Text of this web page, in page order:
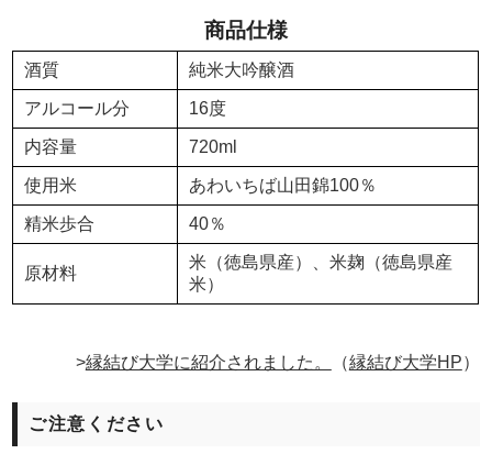
商品仕様
酒質 純米大吟醸酒
アルコール分 16度
内容量 720ml
使用米 あわいちば山田錦100％
精米歩合 40％
原材料
米（徳島県産）、米麹（徳島県産
米）
>縁結び大学に紹介されました。 （縁結び大学HP）
ご注意ください